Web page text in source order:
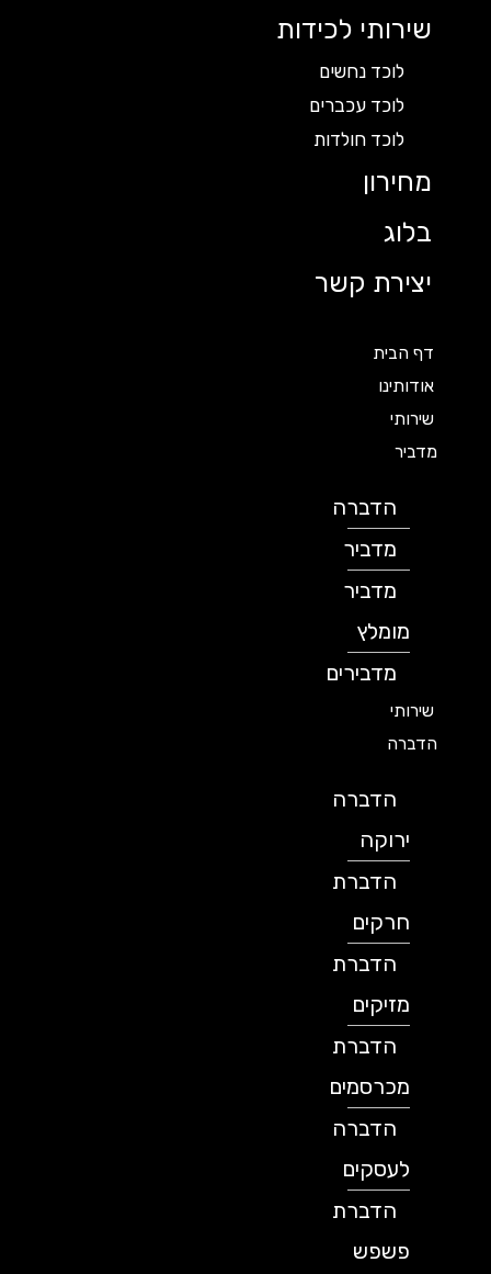
שירותי לכידות
לוכד נחשים
לוכד עכברים
לוכד חולדות
מחירון
בלוג
יצירת קשר
דף הבית
אודותינו
שירותי
מדביר
הדברה
מדביר
מדביר
מומלץ
מדבירים
שירותי
הדברה
הדברה
ירוקה
הדברת
חרקים
הדברת
מזיקים
הדברת
מכרסמים
הדברה
לעסקים
הדברת
פשפש